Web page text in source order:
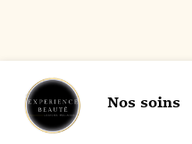
Nos soins